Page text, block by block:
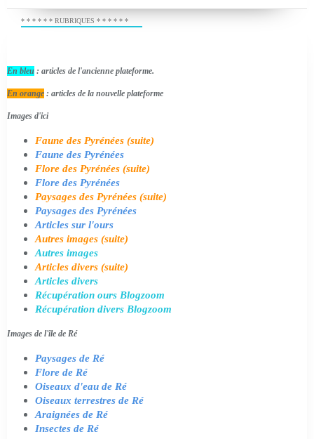
* * * * * * RUBRIQUES * * * * * *
En bleu : articles de l'ancienne plateforme.
En orange : articles de la nouvelle plateforme
Images d'ici
Faune des Pyrénées (suite)
Faune des Pyrénées
Flore des Pyrénées (suite)
Flore des Pyrénées
Paysages des Pyrénées (suite)
Paysages des Pyrénées
Articles sur l'ours
Autres images (suite)
Autres images
Articles divers (suite)
Articles divers
Récupération ours Blogzoom
Récupération divers Blogzoom
Images de l'île de Ré
Paysages de Ré
Flore de Ré
Oiseaux d'eau de Ré
Oiseaux terrestres de Ré
Araignées de Ré
Insectes de Ré